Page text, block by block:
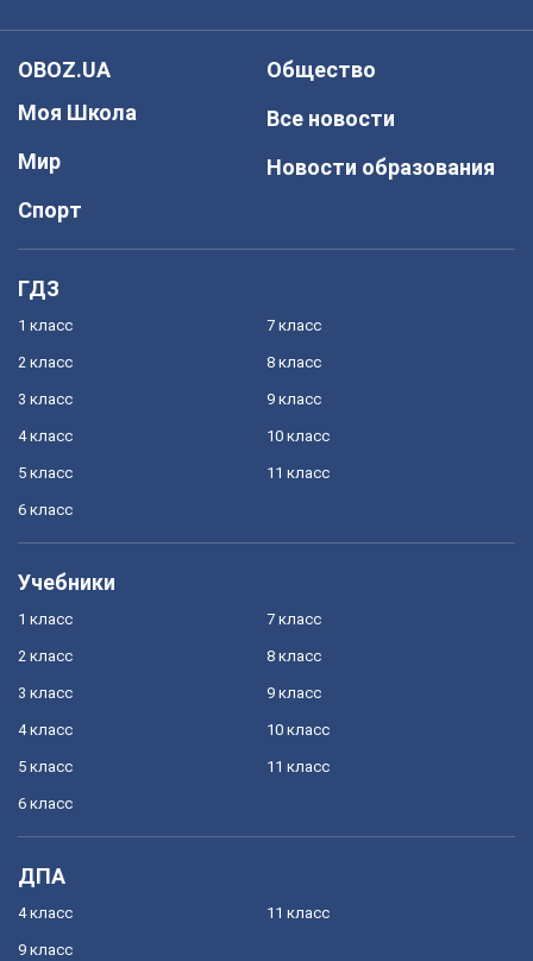
OBOZ.UA
Моя Школа
Мир
Спорт
Общество
Все новости
Новости образования
ГДЗ
1 класс
2 класс
3 класс
4 класс
5 класс
6 класс
7 класс
8 класс
9 класс
10 класс
11 класс
Учебники
1 класс
2 класс
3 класс
4 класс
5 класс
6 класс
7 класс
8 класс
9 класс
10 класс
11 класс
ДПА
4 класс
9 класс
11 класс